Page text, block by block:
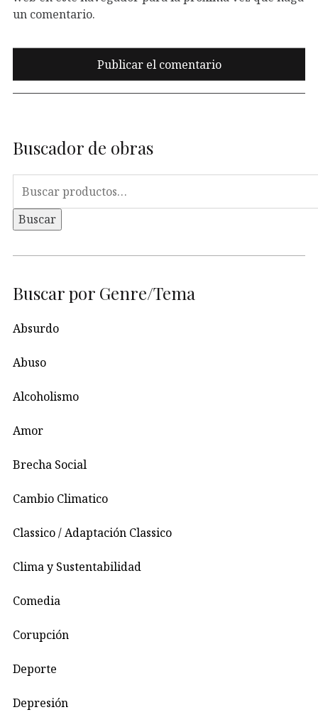
un comentario.
Buscador de obras
por:
Buscar
Buscar por Genre/Tema
Absurdo
Abuso
Alcoholismo
Amor
Brecha Social
Cambio Climatico
Classico / Adaptación Classico
Clima y Sustentabilidad
Comedia
Corupción
Deporte
Depresión